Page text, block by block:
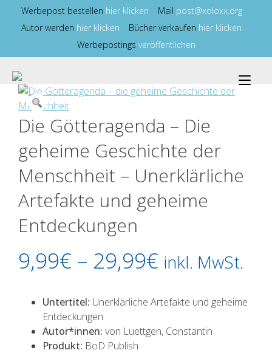
Inhalt
Werbepost bestellen hier klicken Mail post@xoloxx.org
Autor werden hier klicken Bücher verkaufen hier klicken
Werbepostings veröffentlichen
Die Götteragenda – Die
geheime Geschichte der
Menschheit – Unerklärliche
Artefakte und geheime
Entdeckungen
9,99€ – 29,99€ inkl. MwSt.
Untertitel: Unerklärliche Artefakte und geheime
Entdeckungen
Autor*innen: von Luettgen, Constantin
Produkt: BoD Publish